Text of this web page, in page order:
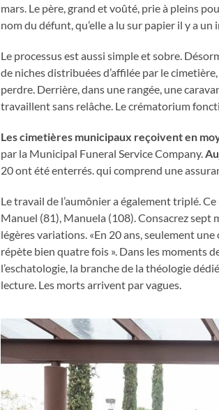
mars. Le père, grand et voûté, prie à pleins
nom du défunt, qu’elle a lu sur papier il y a
Le processus est aussi simple et sobre.
de niches distribuées d’affilée par le
perdre. Derrière, dans une rangée, une
travaillent sans relâche. Le crématorium
Les cimetières municipaux reçoivent en
par la Municipal Funeral Service Company.
20 ont été enterrés. qui comprend une
Le travail de l’aumônier a également triplé.
Manuel (81), Manuela (108). Consacrez sept
légères variations. «En 20 ans, seulement
répète bien quatre fois ». Dans les moments
l’eschatologie, la branche de la théologie
lecture. Les morts arrivent par vagues.